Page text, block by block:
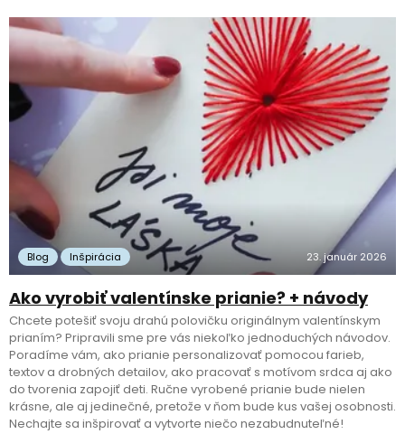
Blog Inšpirácia 23. január 2026
Ako vyrobiť valentínske prianie? + návody
Chcete potešiť svoju drahú polovičku originálnym valentínskym
prianím? Pripravili sme pre vás niekoľko jednoduchých návodov.
Poradíme vám, ako prianie personalizovať pomocou farieb,
textov a drobných detailov, ako pracovať s motívom srdca aj ako
do tvorenia zapojiť deti. Ručne vyrobené prianie bude nielen
krásne, ale aj jedinečné, pretože v ňom bude kus vašej osobnosti.
Nechajte sa inšpirovať a vytvorte niečo nezabudnuteľné!